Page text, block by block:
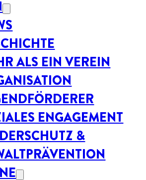
ALS EIN VEREIN
ENGAGEMENT
&